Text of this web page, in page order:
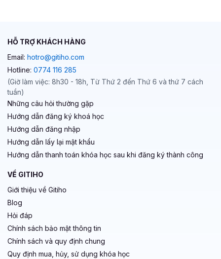
HỖ TRỢ KHÁCH HÀNG
Email: hotro@gitiho.com
Hotline: 0774 116 285
(Giờ làm việc: 8h30 - 18h, Từ Thứ 2 đến Thứ 6 và thứ 7 cách
tuần)
Những câu hỏi thường gặp
Hướng dẫn đăng ký khoá học
Hướng dẫn đăng nhập
Hướng dẫn lấy lại mật khẩu
Hướng dẫn thanh toán khóa học sau khi đăng ký thành công
VỀ GITIHO
Giới thiệu về Gitiho
Blog
Hỏi đáp
Chính sách bảo mật thông tin
Chính sách và quy định chung
Quy định mua, hủy, sử dụng khóa học